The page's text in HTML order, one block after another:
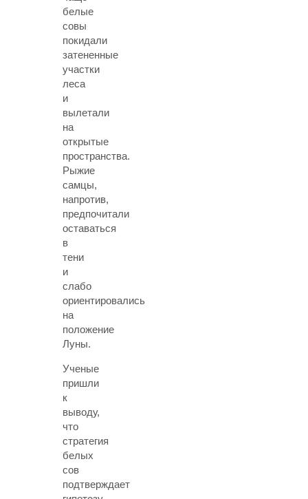
белые
совы
покидали
затененные
участки
леса
и
вылетали
на
открытые
пространства.
Рыжие
самцы,
напротив,
предпочитали
оставаться
в
тени
и
слабо
ориентировались
на
положение
Луны.
Ученые
пришли
к
выводу,
что
стратегия
белых
сов
подтверждает